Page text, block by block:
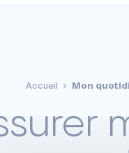
Accueil Mon